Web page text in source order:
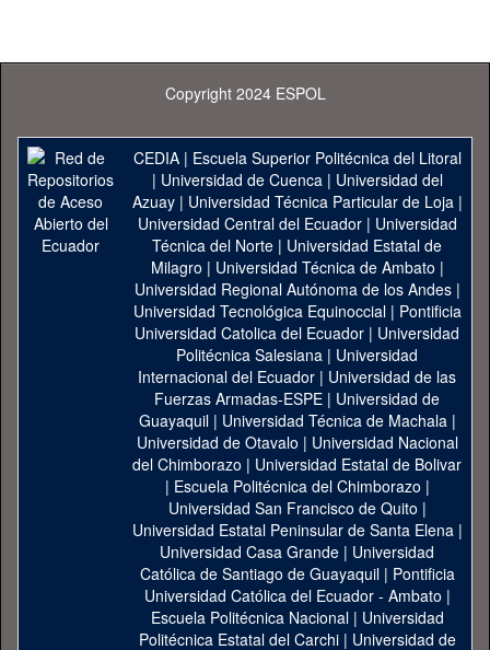
Copyright 2024 ESPOL
CEDIA| Escuela Superior Politécnica del Litoral
| Universidad de Cuenca| Universidad del
Azuay| Universidad Técnica Particular de Loja|
Universidad Central del Ecuador| Universidad
Técnica del Norte | Universidad Estatal de
Milagro | Universidad Técnica de Ambato |
Universidad Regional Autónoma de los Andes|
Universidad Tecnológica Equinoccial| Pontificia
Universidad Catolica del Ecuador | Universidad
Politécnica Salesiana | Universidad
Internacional del Ecuador | Universidad de las
Fuerzas Armadas-ESPE | Universidad de
Guayaquil| Universidad Técnica de Machala|
Universidad de Otavalo | Universidad Nacional
del Chimborazo | Universidad Estatal de Bolivar
| Escuela Politécnica del Chimborazo |
Universidad San Francisco de Quito |
Universidad Estatal Peninsular de Santa Elena|
Universidad Casa Grande | Universidad
Católica de Santiago de Guayaquil| Pontificia
Universidad Católica del Ecuador - Ambato |
Escuela Politécnica Nacional| Universidad
Politécnica Estatal del Carchi| Universidad de